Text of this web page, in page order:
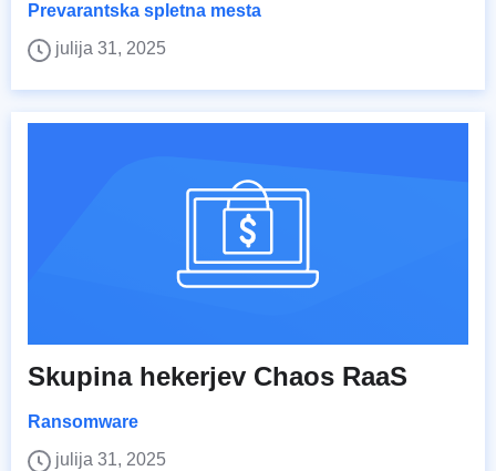
Prevarantska spletna mesta
julija 31, 2025
Skupina hekerjev Chaos RaaS
Ransomware
julija 31, 2025